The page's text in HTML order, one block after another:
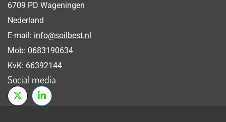
6709 PD Wageningen
Nederland
E-mail: info@soilbest.nl
Mob: 0683190634
KvK: 66392144
Social media